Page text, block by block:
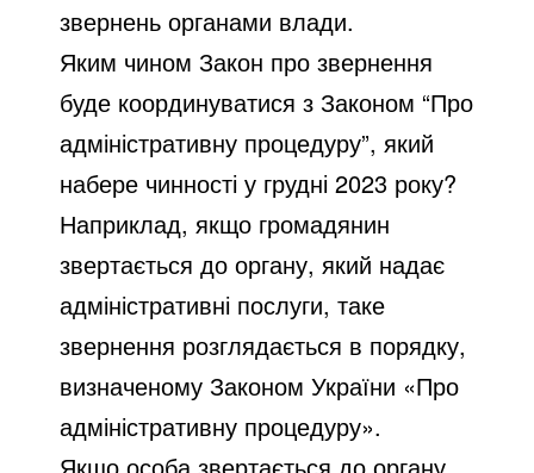
звернень органами влади.
Яким чином Закон про звернення
буде координуватися з Законом “Про
адміністративну процедуру”, який
набере чинності у грудні 2023 року?
Наприклад, якщо громадянин
звертається до органу, який надає
адміністративні послуги, таке
звернення розглядається в порядку,
визначеному Законом України «Про
адміністративну процедуру».